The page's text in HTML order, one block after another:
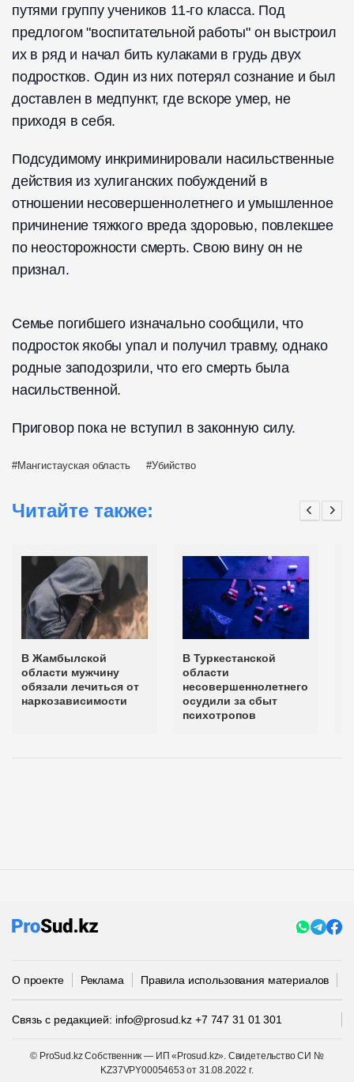
путями группу учеников 11-го класса. Под
предлогом "воспитательной работы" он выстроил
их в ряд и начал бить кулаками в грудь двух
подростков. Один из них потерял сознание и был
доставлен в медпункт, где вскоре умер, не
приходя в себя.
Подсудимому инкриминировали насильственные
действия из хулиганских побуждений в
отношении несовершеннолетнего и умышленное
причинение тяжкого вреда здоровью, повлекшее
по неосторожности смерть. Свою вину он не
признал.
Семье погибшего изначально сообщили, что
подросток якобы упал и получил травму, однако
родные заподозрили, что его смерть была
насильственной.
Приговор пока не вступил в законную силу.
Мангистауская область Убийство
Читайте также:
В Жамбылской
области мужчину
обязали лечиться от
наркозависимости
В Туркестанской
области
несовершеннолетнего
осудили за сбыт
психотропов
О проекте Реклама Правила использования материалов
Связь с редакцией: info@prosud.kz +7 747 31 01 301
© ProSud.kz Собственник — ИП «Prosud.kz». Свидетельство СИ №
KZ37VPY00054653 от 31.08.2022 г.